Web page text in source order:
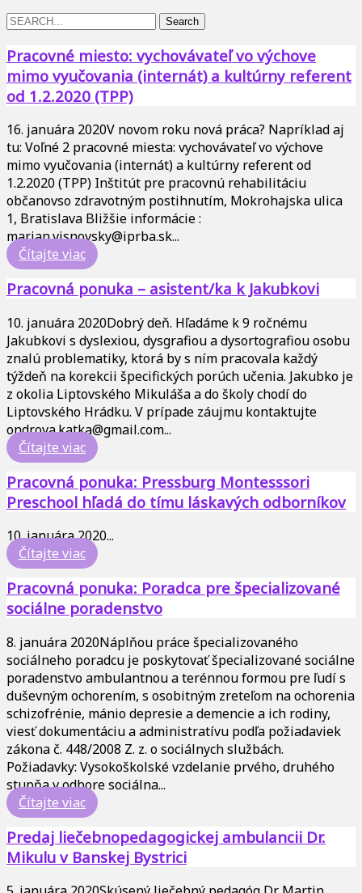
Search
Pracovné miesto: vychovávateľ vo výchove
mimo vyučovania (internát) a kultúrny referent
od 1.2.2020 (TPP)
16. januára 2020V novom roku nová práca? Napríklad aj
tu: Voľné 2 pracovné miesta: vychovávateľ vo výchove
mimo vyučovania (internát) a kultúrny referent od
1.2.2020 (TPP) Inštitút pre pracovnú rehabilitáciu
občanovso zdravotným postihnutím, Mokrohajska ulica
1, Bratislava Bližšie informácie :
marian.visnovsky@iprba.sk...
Čítajte viac
Pracovná ponuka – asistent/ka k Jakubkovi
10. januára 2020Dobrý deň. Hľadáme k 9 ročnému
Jakubkovi s dyslexiou, dysgrafiou a dysortografiou osobu
znalú problematiky, ktorá by s ním pracovala každý
týždeň na korekcii špecifických porúch učenia. Jakubko je
z okolia Liptovského Mikuláša a do školy chodí do
Liptovského Hrádku. V prípade záujmu kontaktujte
ondrova.katka@gmail.com...
Čítajte viac
Pracovná ponuka: Pressburg Montesssori
Preschool hľadá do tímu láskavých odborníkov
10. januára 2020...
Čítajte viac
Pracovná ponuka: Poradca pre špecializované
sociálne poradenstvo
8. januára 2020Náplňou práce špecializovaného
sociálneho poradcu je poskytovať špecializované sociálne
poradenstvo ambulantnou a terénnou formou pre ľudí s
duševným ochorením, s osobitným zreteľom na ochorenia
schizofrénie, mánio depresie a demencie a ich rodiny,
viesť dokumentáciu a administratívu podľa požiadaviek
zákona č. 448/2008 Z. z. o sociálnych službách.
Požiadavky: Vysokoškolské vzdelanie prvého, druhého
stupňa v odbore sociálna...
Čítajte viac
Predaj liečebnopedagogickej ambulancii Dr.
Mikulu v Banskej Bystrici